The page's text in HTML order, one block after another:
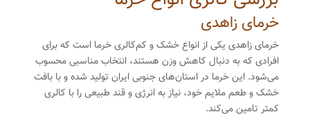
خرمای زاهدی
خرمای زاهدی یکی از انواع خشک و کم‌کالری خرما است که برای
افرادی که به دنبال کاهش وزن هستند، انتخاب مناسبی محسوب
می‌شود. این خرما در استان‌های جنوبی ایران تولید شده و با بافت
خشک و طعم ملایم خود، نیاز به انرژی و قند طبیعی را با کالری
کمتر تامین می‌کند.